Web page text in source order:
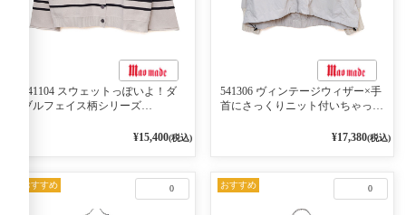
541104 スウェットっぽいよ！ダ
ブルフェイス柄シリーズ
2WAY プルオーバー 101オフベー
¥15,400(税込)
541306 ヴィンテージウィザー×手
首にさっくりニット付いちゃった
¥17,380(税込)
0
おすすめ 0
おすすめ